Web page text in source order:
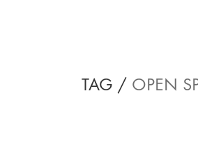
TAG / OPEN